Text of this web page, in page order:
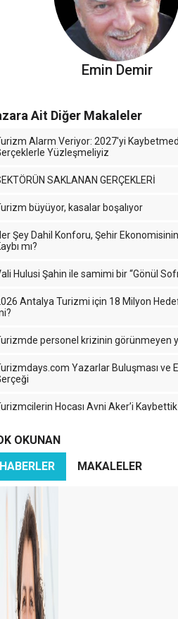
Emin Demir
Ait Diğer Makaleler
Alarm Veriyor: 2027'yi
Yüzleşmeliyiz
SAKLANAN GERÇEKLERİ
büyüyor, kasalar boşalıyor
Şey Dahil Konforu, Şehir
mı?
Hulusi Şahin ile samimi bir “Gönül
Antalya Turizmi için 18 Milyon
personel krizinin görünmeyen
Yazarlar Buluşması ve
Hocası Avni Aker’i Kaybettik
Yanlış Yoldayız: Nicelik
Türkiye Turizminde 2025: Ayağımıza
Karadeniz’in Sessiz Güzelliği: Turizmin
Ama Hangi Bedelle?
İran-İsrail Savaşı Turizmi Vurdu: Türk
Tehlikede mi?
Azerbaycan Turizme Göz Kırpıyor
Türkiye’nin En Büyük Rakibi: Yine Türkiye
OKUNAN
HABERLER
MAKALELER